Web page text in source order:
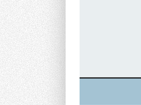
квартиры
домом.
кодексу,